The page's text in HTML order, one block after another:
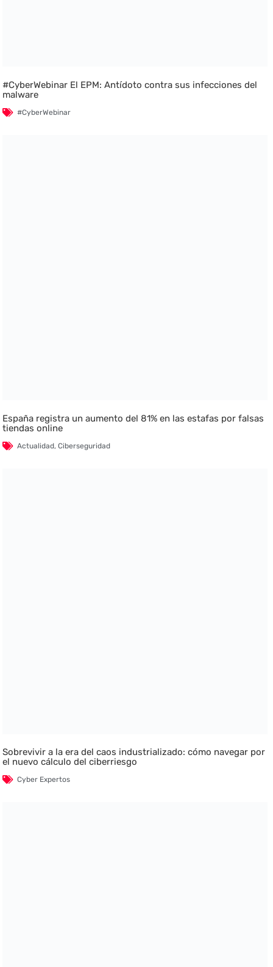
#CyberWebinar El EPM: Antídoto contra sus infecciones del
malware
#CyberWebinar
España registra un aumento del 81% en las estafas por falsas
tiendas online
Actualidad,Ciberseguridad
Sobrevivir a la era del caos industrializado: cómo navegar por
el nuevo cálculo del ciberriesgo
Cyber Expertos